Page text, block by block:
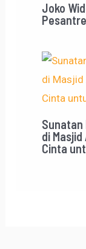
Joko
Sunatan
di
Cinta